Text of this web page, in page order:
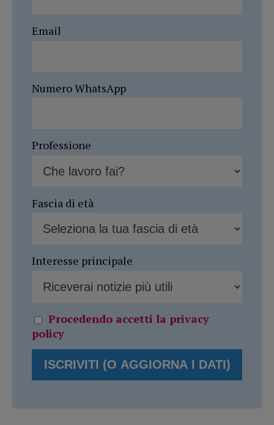
Email
Numero WhatsApp
Professione
Fascia di età
Interesse principale
Procedendo accetti la privacy
policy